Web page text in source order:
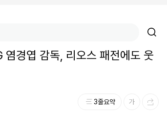
염경엽 감독, 리오스 패전에도 웃
3줄요약